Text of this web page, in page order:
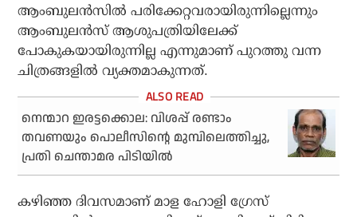
ആംബുലന്‍സില്‍ പരിക്കേറ്റവരായിരുന്നില്ലെന്നും
ആംബുലന്‍സ് ആശുപത്രിയിലേക്ക്
പോകുകയായിരുന്നില്ല എന്നുമാണ് പുറത്തു വന്ന
ചിത്രങ്ങളില്‍ വ്യക്തമാകുന്നത്.
നെന്മാറ ഇരട്ടക്കൊല: വിശപ്പ് രണ്ടാം
തവണയും പൊലീസിന്റെ മുമ്പിലെത്തിച്ചു,
പ്രതി ചെന്താമര പിടിയില്‍
കഴിഞ്ഞ ദിവസമാണ് മാള ഹോളി ഗ്രേസ്